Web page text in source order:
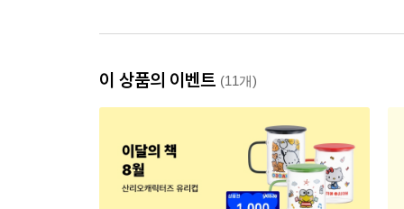
이 상품의 이벤트 (11개)